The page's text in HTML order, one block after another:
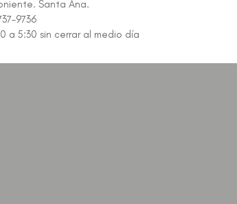
Santa Ana.
9736
a 5:30 sin cerrar al medio día